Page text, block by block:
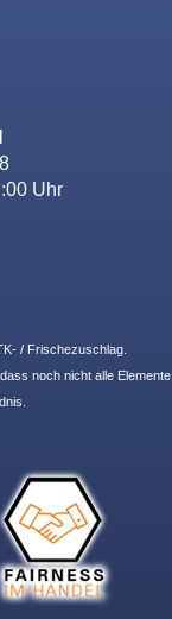
Uhr
/ Frischezuschlag.
noch nicht alle Elemente